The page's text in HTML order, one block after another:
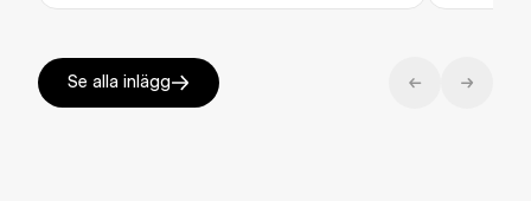
Se alla inlägg